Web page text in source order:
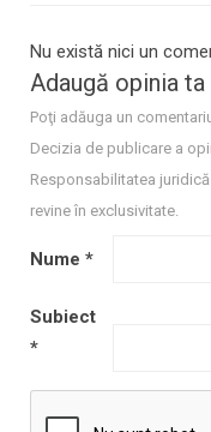
Nu există nici un
Adaugă opinia ta
Poţi adăuga un
Decizia de publicare a
Responsabilitatea
revine în exclusivitate.
Nume *
Subiect
*